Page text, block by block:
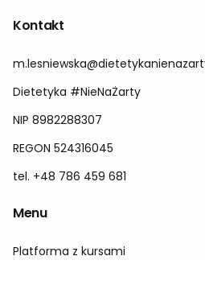
Kontakt
Dietetyka #NieNaŻarty
NIP 8982288307
REGON 524316045
tel. +48 786 459 681
Menu
Platforma z kursami